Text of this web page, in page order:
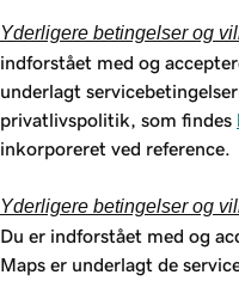
Yderligere betingelser og
indforstået med og
underlagt
privatlivspolitik, som findes
inkorporeret ved reference.
Yderligere betingelser og
Du er indforstået med og
Maps er underlagt de